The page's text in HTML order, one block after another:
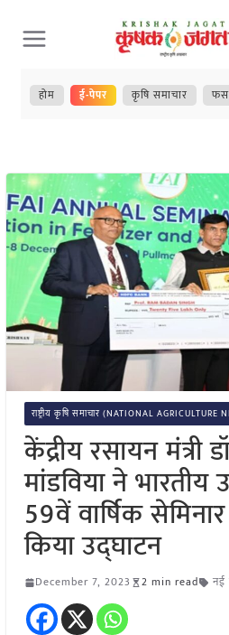
Skip
to
content
होम ई-पेपर कृषि समाचार
राष्ट्रीय कृषि समाचार (NATIONAL AGRICULTURE
केंद्रीय रसायन
मांडविया ने
59वें वार्षिक
किया उद्घाटन
December 7, 2023 2 min read नई